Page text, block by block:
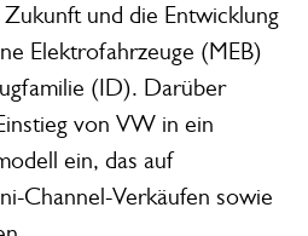
und die Entwicklung
Elektrofahrzeuge (MEB)
(ID). Darüber
von VW in ein
ein, das auf
Channel-Verkäufen sowie